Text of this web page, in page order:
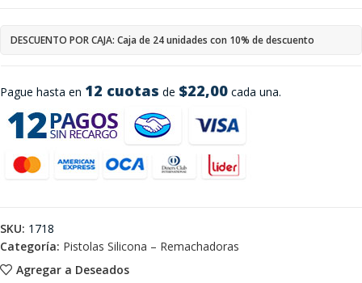
Pague hasta en 12 cuotas de $22,00 cada una.
DESCUENTO POR CAJA: Caja de 24 unidades con 10% de descuento
Agregar a Deseados
SKU: 1718
Categoría: Pistolas Silicona – Remachadoras